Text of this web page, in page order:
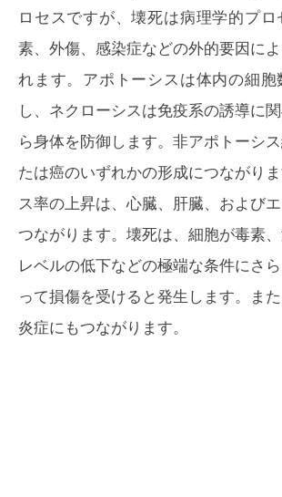
ロセスですが、壊死は病理学的プ
素、外傷、感染症などの外的要因に
れます。アポトーシスは体内の細胞
し、ネクローシスは免疫系の誘導に
ら身体を防御します。非アポトーシ
たは癌のいずれかの形成につながり
ス率の上昇は、心臓、肝臓、および
つながります。壊死は、細胞が毒素
レベルの低下などの極端な条件にさ
って損傷を受けると発生します。ま
炎症にもつながります。